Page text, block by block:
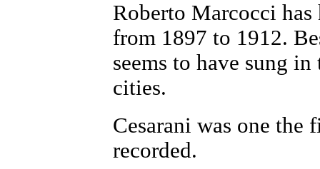
Roberto Marcocci
from 1897 to 1912.
seems to have sung
cities.
Cesarani was one the
recorded.